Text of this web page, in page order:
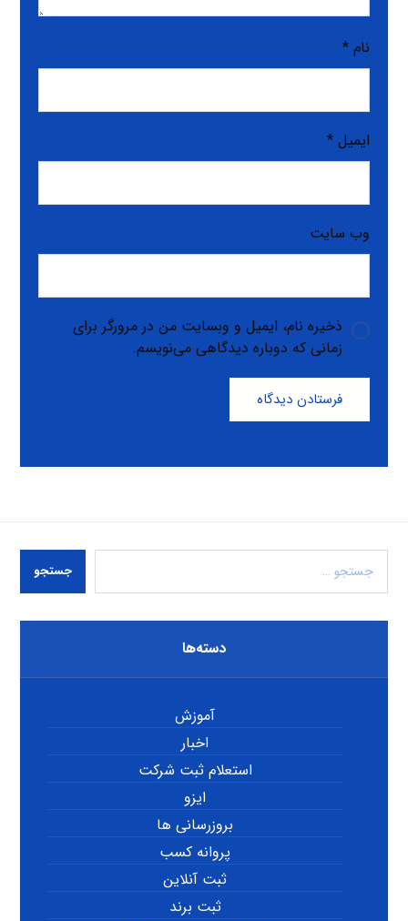
نام*
ایمیل*
وب‌ سایت
ذخیره نام، ایمیل و وبسایت من در مرورگر برای
زمانی که دوباره دیدگاهی می‌نویسم.
فرستادن دیدگاه
جستجو
دسته‌ها
آموزش
اخبار
استعلام ثبت شرکت
ایزو
بروزرسانی ها
پروانه کسب
ثبت آنلاین
ثبت برند